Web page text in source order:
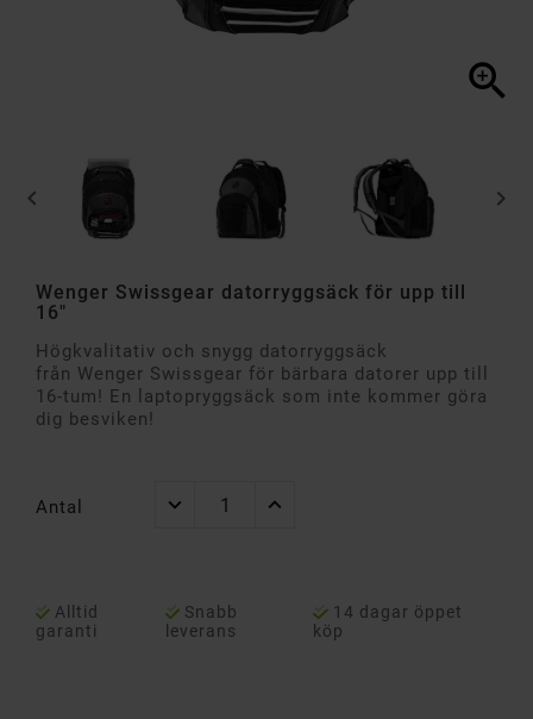

 
Wenger Swissgear datorryggsäck för upp till
16"
Högkvalitativ och snygg datorryggsäck
från Wenger Swissgear för bärbara datorer upp till
16-tum! En laptopryggsäck som inte kommer göra
dig besviken!
Antal
Alltid
garanti
Snabb
leverans
14 dagar öppet
köp